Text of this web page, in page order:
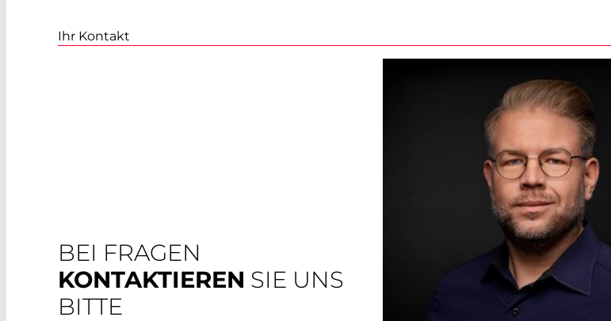
Ihr Kontakt
BEI FRAGEN
KONTAKTIEREN SIE UNS
BITTE